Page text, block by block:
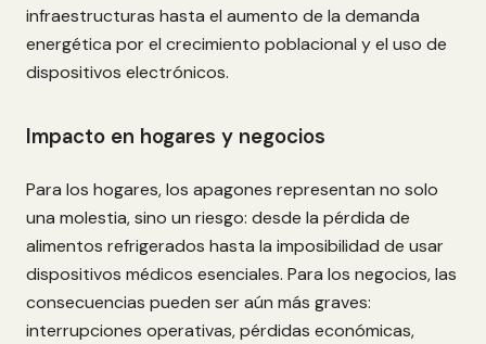
infraestructuras hasta el aumento de la demanda
energética por el crecimiento poblacional y el uso de
dispositivos electrónicos.
Impacto en hogares y negocios
Para los hogares, los apagones representan no solo
una molestia, sino un riesgo: desde la pérdida de
alimentos refrigerados hasta la imposibilidad de usar
dispositivos médicos esenciales. Para los negocios, las
consecuencias pueden ser aún más graves:
interrupciones operativas, pérdidas económicas,